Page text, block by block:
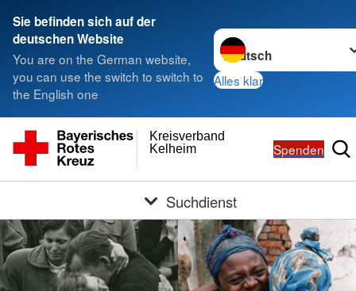
Sie befinden sich auf der
deutschen Website
You are on the German website,
you can use the switch to switch to
the English one
Sprache wechseln zu
Alles klar
Kelheim
Kreisverband
Spenden
Suchdienst